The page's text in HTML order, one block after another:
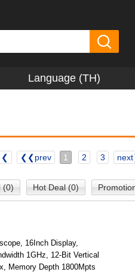
Language (TH)
❮❮prev 1 2 3
(0) Hot Deal (0)
16Inch Display,
1GHz, 12-Bit Vertical
Memory Depth 1800Mpts